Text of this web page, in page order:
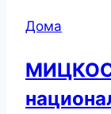
Дома